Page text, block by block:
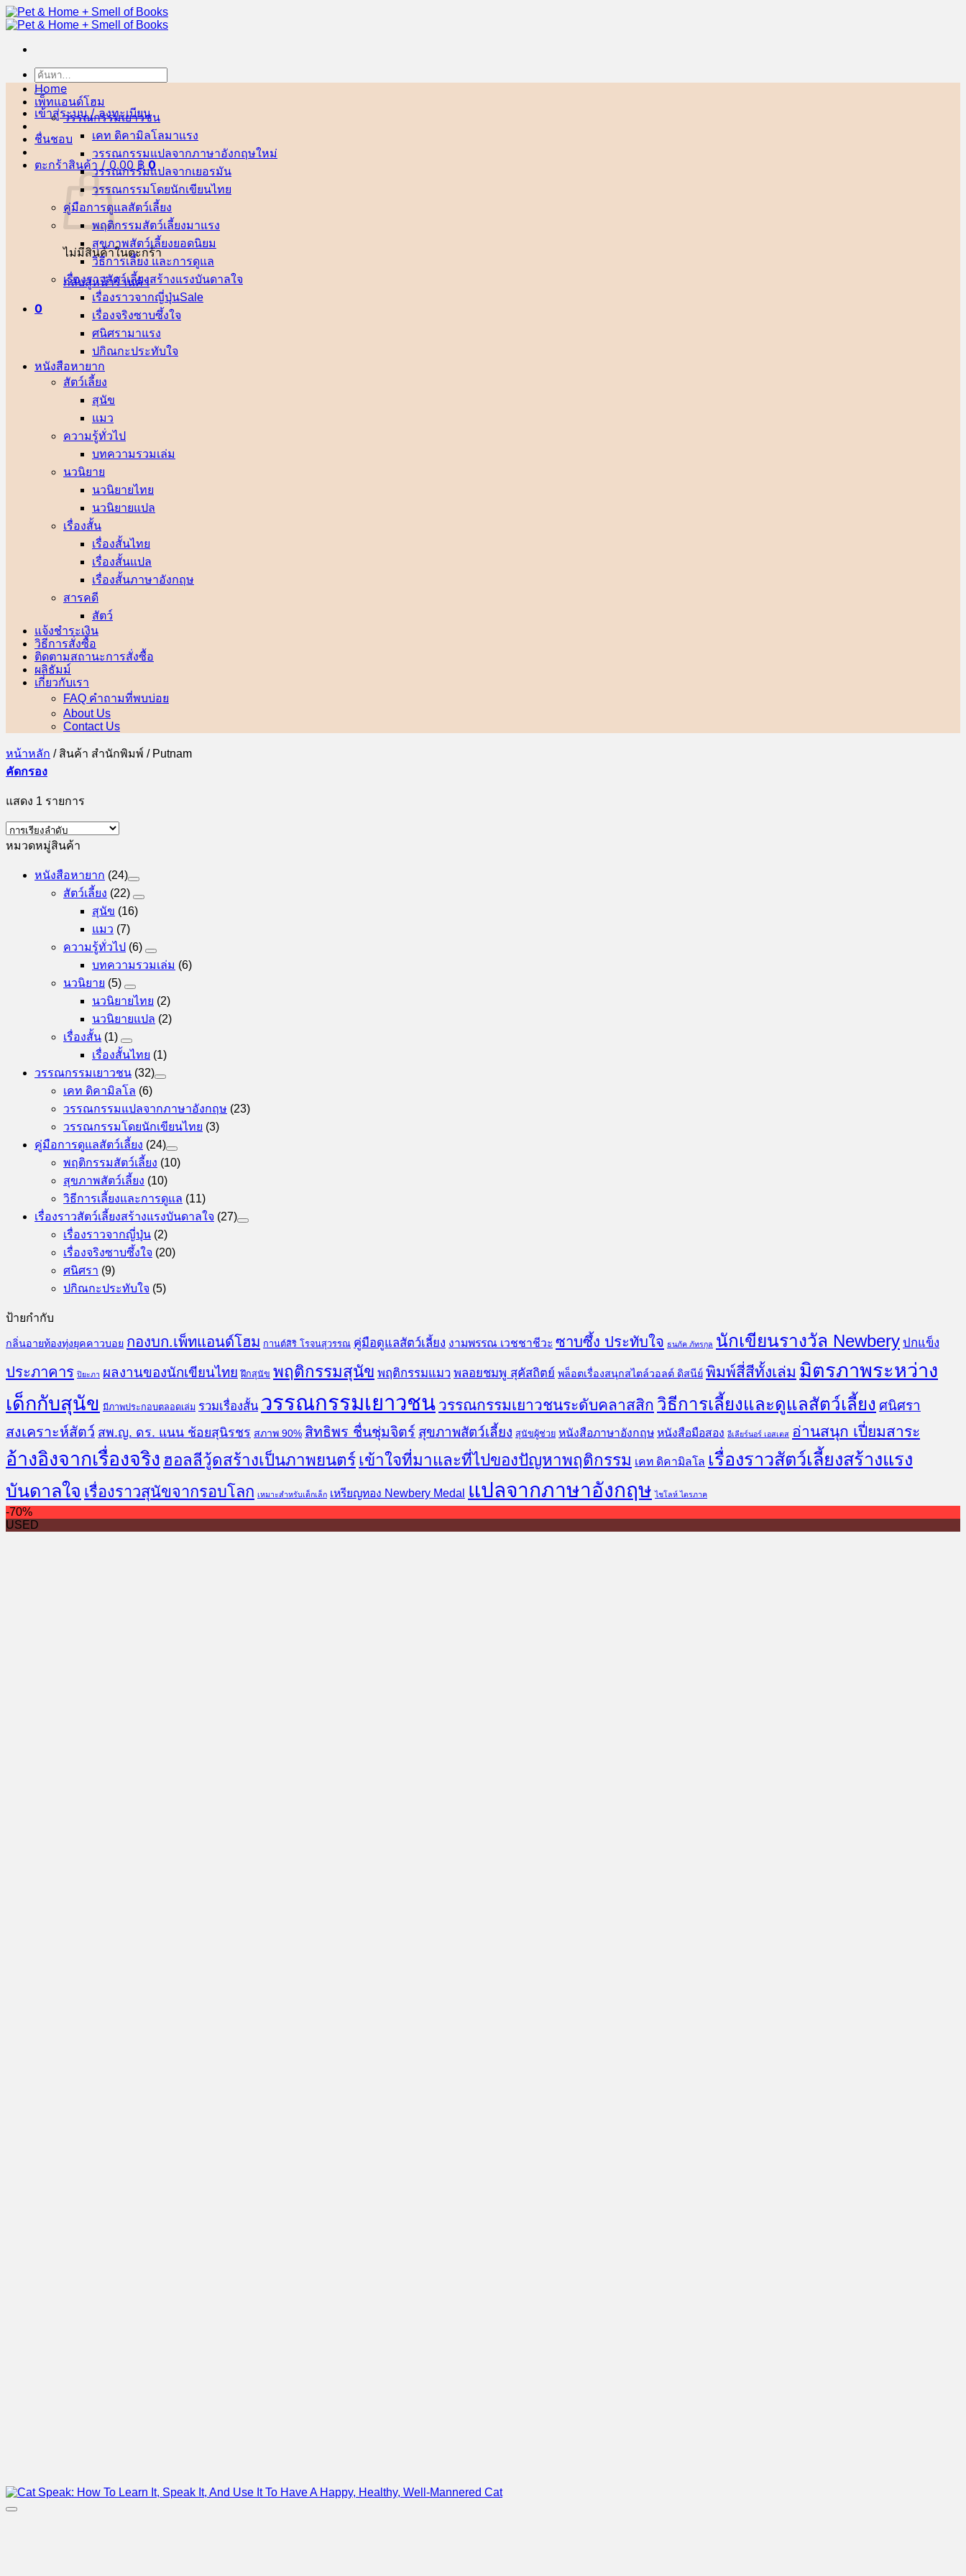
ข้าม
ไป
เนื้อหา
ค้นหา:
เข้าสู่ระบบ / ลงทะเบียน
ชื่นชอบ
ตะกร้าสินค้า / 0.00 ฿ 0
ไม่มีสินค้าในตะกร้า
กลับสู่หน้าร้านค้า
0
Home
เพ็ทแอนด์โฮม
วรรณกรรมเยาวชน
เคท ดิคามิลโล
วรรณกรรมแปลจากภาษาอังกฤษ
วรรณกรรมแปลจากเยอรมัน
วรรณกรรมโดยนักเขียนไทย
คู่มือการดูแลสัตว์เลี้ยง
พฤติกรรมสัตว์เลี้ยง
สุขภาพสัตว์เลี้ยง
วิธีการเลี้ยง และการดูแล
เรื่องราวสัตว์เลี้ยงสร้างแรงบันดาลใจ
เรื่องราวจากญี่ปุ่น
เรื่องจริงซาบซึ้งใจ
ศนิศรา
ปกิณกะประทับใจ
หนังสือหายาก
สัตว์เลี้ยง
สุนัข
แมว
ความรู้ทั่วไป
บทความรวมเล่ม
นวนิยาย
นวนิยายไทย
นวนิยายแปล
เรื่องสั้น
เรื่องสั้นไทย
เรื่องสั้นแปล
เรื่องสั้นภาษาอังกฤษ
สารคดี
สัตว์
แจ้งชำระเงิน
วิธีการสั่งซื้อ
ติดตามสถานะการสั่งซื้อ
ผลิธัมม์
เกี่ยวกับเรา
FAQ คำถามที่พบบ่อย
About Us
Contact Us
หน้าหลัก /สินค้า สำนักพิมพ์ /Putnam
คัดกรอง
แสดง 1 รายการ
หมวดหมู่สินค้า
หนังสือหายาก (24)
สัตว์เลี้ยง (22)
สุนัข (16)
แมว (7)
ความรู้ทั่วไป (6)
บทความรวมเล่ม (6)
นวนิยาย (5)
นวนิยายไทย (2)
นวนิยายแปล (2)
เรื่องสั้น (1)
เรื่องสั้นไทย (1)
วรรณกรรมเยาวชน (32)
เคท ดิคามิลโล (6)
วรรณกรรมแปลจากภาษาอังกฤษ (23)
วรรณกรรมโดยนักเขียนไทย (3)
คู่มือการดูแลสัตว์เลี้ยง (24)
พฤติกรรมสัตว์เลี้ยง (10)
สุขภาพสัตว์เลี้ยง (10)
วิธีการเลี้ยงและการดูแล (11)
เรื่องราวสัตว์เลี้ยงสร้างแรงบันดาลใจ (27)
เรื่องราวจากญี่ปุ่น (2)
เรื่องจริงซาบซึ้งใจ (20)
ศนิศรา (9)
ปกิณกะประทับใจ (5)
ป้ายกำกับ
กลิ่นอายท้องทุ่งยุคคาวบอย กองบก.เพ็ทแอนด์โฮม กานต์สิริ โรจนสุวรรณ คู่มือดูแลสัตว์เลี้ยง งามพรรณ เวชชาชีวะ ซาบซึ้ง ประทับใจ ธนภัค ภัทรกุล นักเขียนรางวัล Newbery ปกแข็ง
ประภาคาร ปิยะภา ผลงานของนักเขียนไทย ฝึกสุนัข พฤติกรรมสุนัข พฤติกรรมแมว พลอยชมพู สุคัสถิตย์ พล็อตเรื่องสนุกสไตล์วอลต์ ดิสนีย์ พิมพ์สี่สีทั้งเล่ม มิตรภาพระหว่าง
เด็กกับสุนัข มีภาพประกอบตลอดเล่ม รวมเรื่องสั้น วรรณกรรมเยาวชน วรรณกรรมเยาวชนระดับคลาสสิก วิธีการเลี้ยงและดูแลสัตว์เลี้ยง ศนิศรา
สงเคราะห์สัตว์ สพ.ญ. ดร. แนน ช้อยสุนิรชร สภาพ 90% สิทธิพร ชื่นชุ่มจิตร์ สุขภาพสัตว์เลี้ยง สุนัขผู้ช่วย หนังสือภาษาอังกฤษ หนังสือมือสอง อีเลียร์นอร์ เอสเตส อ่านสนุก เปี่ยมสาระ
อ้างอิงจากเรื่องจริง ฮอลลีวู้ดสร้างเป็นภาพยนตร์ เข้าใจที่มาและที่ไปของปัญหาพฤติกรรม เคท ดิคามิลโล เรื่องราวสัตว์เลี้ยงสร้างแรง
บันดาลใจ เรื่องราวสุนัขจากรอบโลก เหมาะสำหรับเด็กเล็ก เหรียญทอง Newbery Medal แปลจากภาษาอังกฤษ ไชโลห์ ไตรภาค
-70%
USED